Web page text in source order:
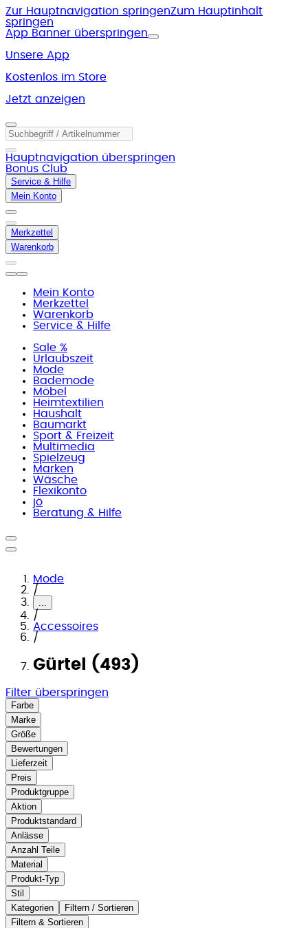
Zur Hauptnavigation springenZum Hauptinhalt
springen
App Banner überspringen
Unsere App
Kostenlos im Store
Jetzt anzeigen
Hauptnavigation überspringen
Bonus Club
Service & Hilfe
Mein Konto
Merkzettel
Warenkorb
Mein Konto
Merkzettel
Warenkorb
Service & Hilfe
Sale %
Urlaubszeit
Mode
Bademode
Möbel
Heimtextilien
Haushalt
Baumarkt
Sport & Freizeit
Multimedia
Spielzeug
Marken
Wäsche
Flexikonto
jö
Beratung & Hilfe
Mode
/
...
/
Accessoires
/
Gürtel (493)
Filter überspringen
Farbe
Marke
Größe
Bewertungen
Lieferzeit
Preis
Produktgruppe
Aktion
Produktstandard
Anlässe
Anzahl Teile
Material
Produkt-Typ
Stil
Kategorien
Filtern / Sortieren
Filtern & Sortieren